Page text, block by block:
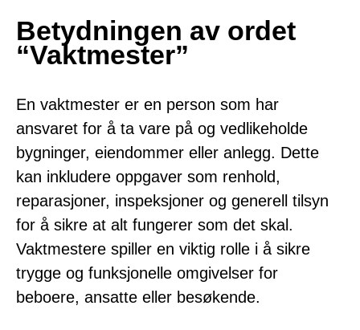
Betydningen av ordet
“Vaktmester”
En vaktmester er en person som har
ansvaret for å ta vare på og vedlikeholde
bygninger, eiendommer eller anlegg. Dette
kan inkludere oppgaver som renhold,
reparasjoner, inspeksjoner og generell tilsyn
for å sikre at alt fungerer som det skal.
Vaktmestere spiller en viktig rolle i å sikre
trygge og funksjonelle omgivelser for
beboere, ansatte eller besøkende.